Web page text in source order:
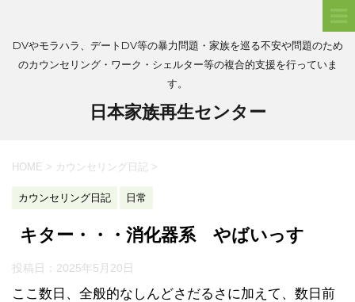
DVやモラハラ、デートDV等の暴力問題・家族を巡る不安や問題のため
のカウンセリング・ワーク・シェルター等の複合的支援を行っていま
す。
日本家族再生センター
HOME > カウンセリング日記 >
カウンセリング日記 日常
キター・・・消化器系 やばいっす
投稿日： 2025年5月20日
ここ数日、全般的なしんどさだるさに加えて、数日前